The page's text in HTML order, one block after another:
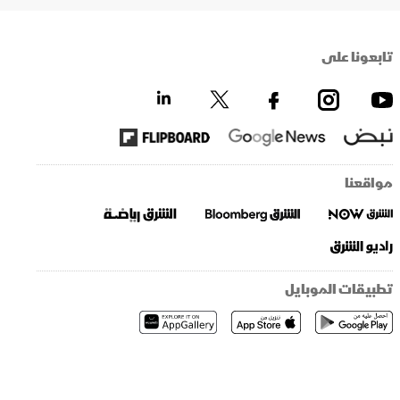
تابعونا على
مواقعنا
تطبيقات الموبايل